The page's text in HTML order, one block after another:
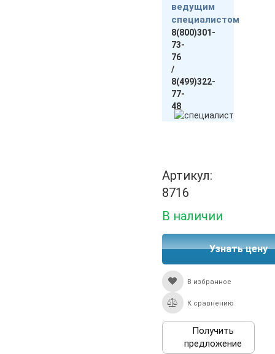
ведущим
специалистом
8(800)301-
73-
76
/
8(499)322-
77-
48
Артикул:
8716
В наличии
Узнать цену
В избранное
К сравнению
Получить
предложение